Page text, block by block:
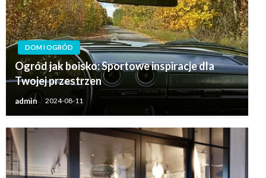
DOM I OGRÓD
Ogród jak boisko: Sportowe inspiracje dla
Twojej przestrzen
admin 2024-08-11